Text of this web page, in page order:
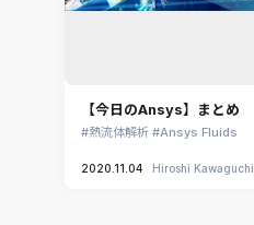
【今日のAnsys】まとめ
熱流体解析 Ansys Fluids
2020.11.04 Hiroshi Kawaguchi